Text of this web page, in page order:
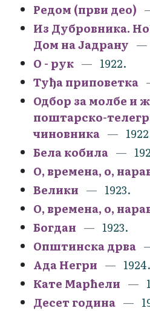
Редом (први део)
Из Дубровника.
Дом на Јадрану
О - рук
1922.
Туђа приповетка
Одбор за молбе и
поштарско-
чиновника
Бела кобила
О, времена, о,
Велики
1923.
О, времена, о,
Богдан
1923.
Општинска дрва
Ада Негри
1924.
Кате Марћели
Десет година